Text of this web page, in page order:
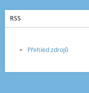
RSS
Přehled zdrojů